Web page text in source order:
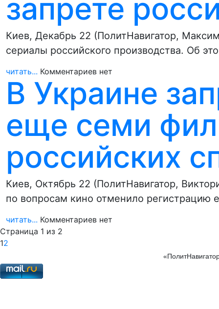
запрете
Киев, Декабрь 22 (ПолитНавигатор,
сериалы российского производства. Об
читать... Комментариев нет
В Украине
еще семи
российских
Киев, Октябрь 22 (ПолитНавигатор,
по вопросам кино отменило
читать... Комментариев нет
Страница 1 из 2
12